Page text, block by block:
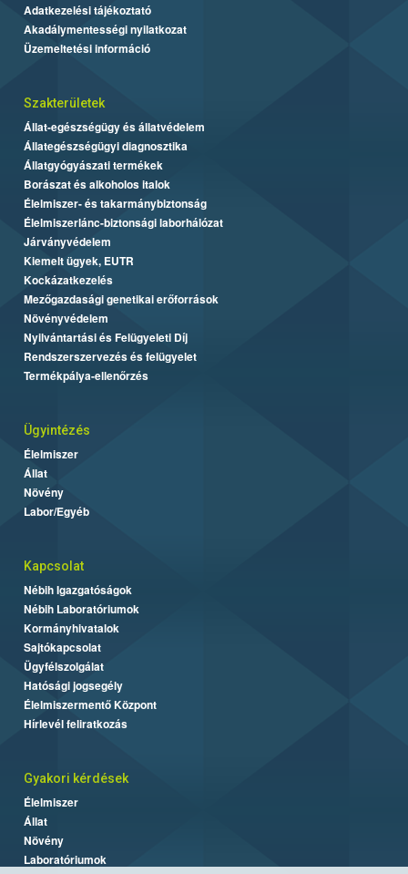
Adatkezelési tájékoztató
Akadálymentességi nyilatkozat
Üzemeltetési információ
Szakterületek
Állat-egészségügy és állatvédelem
Állategészségügyi diagnosztika
Állatgyógyászati termékek
Borászat és alkoholos italok
Élelmiszer- és takarmánybiztonság
Élelmiszerlánc-biztonsági laborhálózat
Járványvédelem
Kiemelt ügyek, EUTR
Kockázatkezelés
Mezőgazdasági genetikai erőforrások
Növényvédelem
Nyilvántartási és Felügyeleti Díj
Rendszerszervezés és felügyelet
Termékpálya-ellenőrzés
Ügyintézés
Élelmiszer
Állat
Növény
Labor/Egyéb
Kapcsolat
Nébih Igazgatóságok
Nébih Laboratóriumok
Kormányhivatalok
Sajtókapcsolat
Ügyfélszolgálat
Hatósági jogsegély
Élelmiszermentő Központ
Hírlevél feliratkozás
Gyakori kérdések
Élelmiszer
Állat
Növény
Laboratóriumok